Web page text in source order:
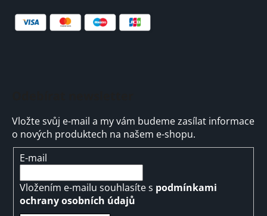
Vložte svůj e-mail a my vám budeme zasílat informace
o nových produktech na našem e-shopu.
E-mail
Vložením e-mailu souhlasíte s podmínkami
ochrany osobních údajů